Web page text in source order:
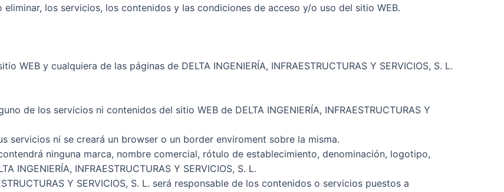
los servicios, los contenidos y las condiciones de acceso y/o uso del sitio WEB.
WEB y cualquiera de las páginas de DELTA INGENIERÍA, INFRAESTRUCTURAS Y SERVICIOS, S. L.
de los servicios ni contenidos del sitio WEB de DELTA INGENIERÍA, INFRAESTRUCTURAS Y
servicios ni se creará un browser o un border enviroment sobre la misma.
ninguna marca, nombre comercial, rótulo de establecimiento, denominación, logotipo,
INFRAESTRUCTURAS Y SERVICIOS, S. L.
Y SERVICIOS, S. L. será responsable de los contenidos o servicios puestos a